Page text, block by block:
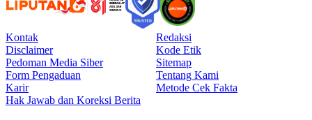
Kontak
Redaksi
Disclaimer
Kode Etik
Pedoman Media Siber
Sitemap
Form Pengaduan
Tentang Kami
Karir
Metode Cek Fakta
Hak Jawab dan Koreksi Berita